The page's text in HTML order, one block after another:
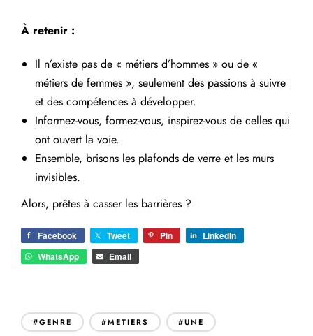
À retenir :
Il n’existe pas de « métiers d’hommes » ou de «
métiers de femmes », seulement des passions à suivre
et des compétences à développer.
Informez-vous, formez-vous, inspirez-vous de celles qui
ont ouvert la voie.
Ensemble, brisons les plafonds de verre et les murs
invisibles.
Alors, prêtes à casser les barrières ?
Facebook Tweet Pin
LinkedIn
WhatsApp
Email
#GENRE #METIERS #UNE